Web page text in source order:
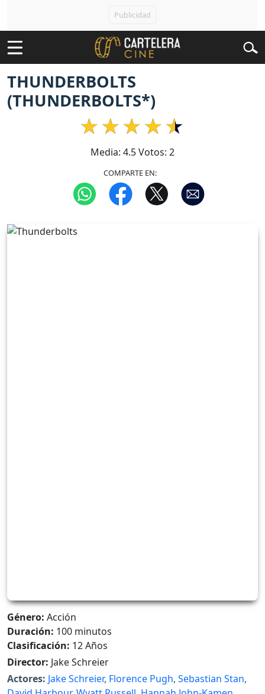
THUNDERBOLTS
(THUNDERBOLTS*)
Media: 4.5Votos: 2
COMPARTE EN:
Género: Acción
Duración: 100 minutos
Clasificación: 12 Años
Director: Jake Schreier
Actores: Jake Schreier, Florence Pugh, Sebastian Stan,